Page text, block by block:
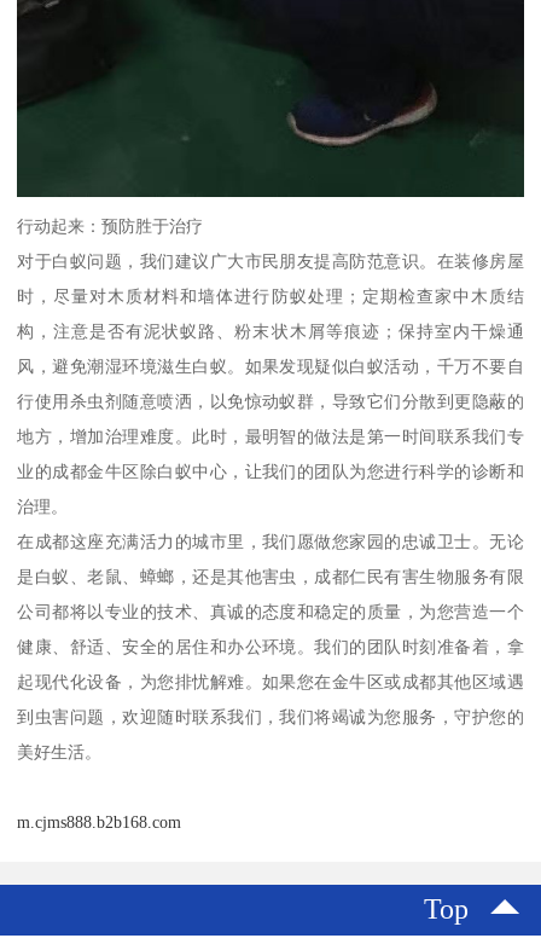
行动起来：预防胜于治疗
对于白蚁问题，我们建议广大市民朋友提高防范意识。在装修房屋
时，尽量对木质材料和墙体进行防蚁处理；定期检查家中木质结
构，注意是否有泥状蚁路、粉末状木屑等痕迹；保持室内干燥通
风，避免潮湿环境滋生白蚁。如果发现疑似白蚁活动，千万不要自
行使用杀虫剂随意喷洒，以免惊动蚁群，导致它们分散到更隐蔽的
地方，增加治理难度。此时，最明智的做法是第一时间联系我们专
业的成都金牛区除白蚁中心，让我们的团队为您进行科学的诊断和
治理。
在成都这座充满活力的城市里，我们愿做您家园的忠诚卫士。无论
是白蚁、老鼠、蟑螂，还是其他害虫，成都仁民有害生物服务有限
公司都将以专业的技术、真诚的态度和稳定的质量，为您营造一个
健康、舒适、安全的居住和办公环境。我们的团队时刻准备着，拿
起现代化设备，为您排忧解难。如果您在金牛区或成都其他区域遇
到虫害问题，欢迎随时联系我们，我们将竭诚为您服务，守护您的
美好生活。
m.cjms888.b2b168.com
Top